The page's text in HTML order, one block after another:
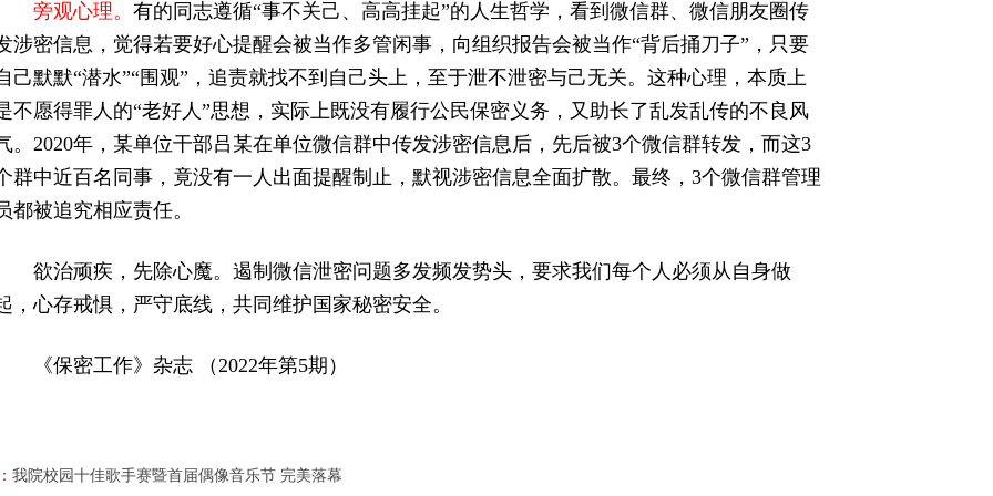
旁观心理。 有的同志遵循“事不关己、高高挂起”的人生哲学，看到微信群、微信朋友圈传
涉密信息，觉得若要好心提醒会被当作多管闲事，向组织报告会被当作“背后捅刀子”，只要
己默默“潜水”“围观”，追责就找不到自己头上，至于泄不泄密与己无关。这种心理，本质上
不愿得罪人的“老好人”思想，实际上既没有履行公民保密义务，又助长了乱发乱传的不良风
。2020年，某单位干部吕某在单位微信群中传发涉密信息后，先后被3个微信群转发，而这3
群中近百名同事，竟没有一人出面提醒制止，默视涉密信息全面扩散。最终，3个微信群管理
都被追究相应责任。
欲治顽疾，先除心魔。遏制微信泄密问题多发频发势头，要求我们每个人必须从自身做
，心存戒惧，严守底线，共同维护国家秘密安全。
《保密工作》杂志 （2022年第5期）
我院校园十佳歌手赛暨首届偶像音乐节 完美落幕